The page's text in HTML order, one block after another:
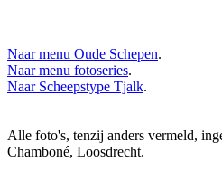
Naar menu Oude Schepen.
Naar menu fotoseries.
Naar Scheepstype Tjalk.
Alle foto's, tenzij anders vermeld,
Chamboné, Loosdrecht.